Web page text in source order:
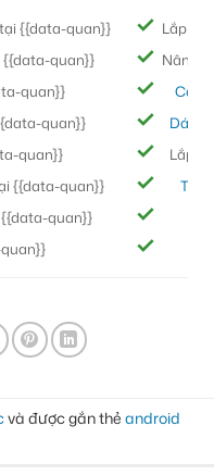
tại {{data-quan}}
{{data-quan}}
quan}}
quan}}
quan}}
{{data-quan}}
quan}}
Lắp
Nâng
Dán
Lắp
và được gắn thẻ android